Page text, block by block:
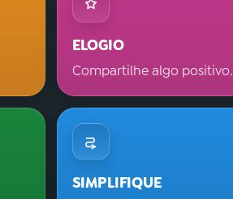
ELOGIO
Compartilhe algo positivo.
SIMPLIFIQUE